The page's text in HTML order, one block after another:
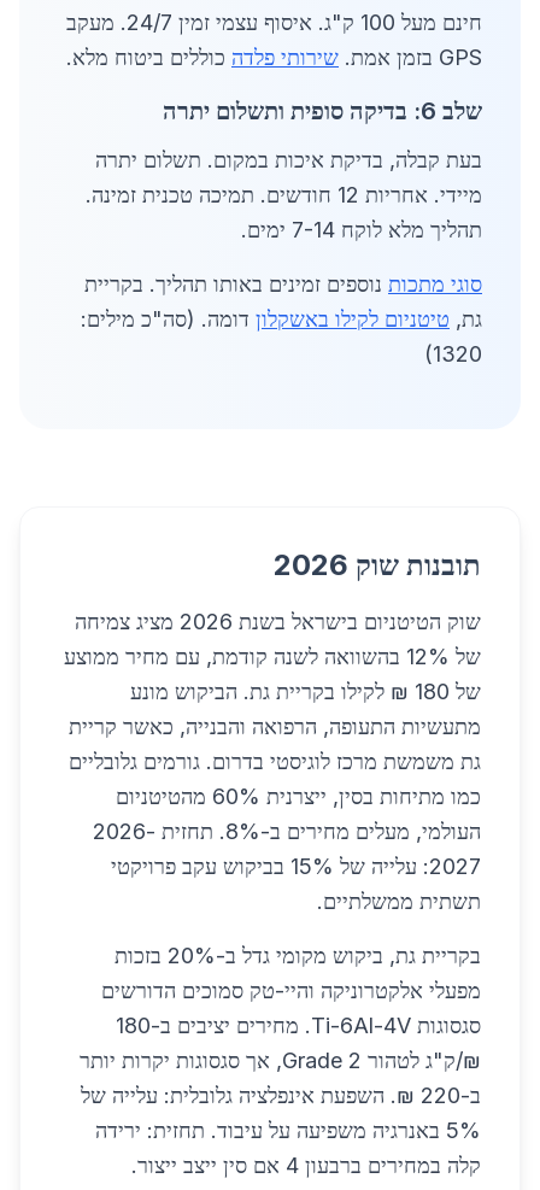
חינם מעל 100 ק"ג. איסוף עצמי זמין 24/7. מעקב
GPS בזמן אמת.
שירותי פלדה כוללים ביטוח מלא.
שלב 6: בדיקה סופית ותשלום יתרה
בעת קבלה, בדיקת איכות במקום. תשלום יתרה
מיידי. אחריות 12 חודשים. תמיכה טכנית זמינה.
תהליך מלא לוקח 7-14 ימים.
סוגי מתכות נוספים זמינים באותו תהליך. בקריית
גת, טיטניום לקילו באשקלון דומה. (סה"כ מילים:
1320)
תובנות שוק 2026
שוק הטיטניום בישראל בשנת 2026 מציג צמיחה
של 12% בהשוואה לשנה קודמת, עם מחיר ממוצע
של 180 ₪ לקילו בקריית גת. הביקוש מונע
מתעשיות התעופה, הרפואה והבנייה, כאשר קריית
גת משמשת מרכז לוגיסטי בדרום. גורמים גלובליים
כמו מתיחות בסין, ייצרנית 60% מהטיטניום
העולמי, מעלים מחירים ב-8%. תחזית 2026-
2027: עלייה של 15% בביקוש עקב פרויקטי
תשתית ממשלתיים.
בקריית גת, ביקוש מקומי גדל ב-20% בזכות
מפעלי אלקטרוניקה והיי-טק סמוכים הדורשים
סגסוגות Ti-6Al-4V. מחירים יציבים ב-180
₪/ק"ג לטהור Grade 2, אך סגסוגות יקרות יותר
ב-220 ₪. השפעת אינפלציה גלובלית: עלייה של
5% באנרגיה משפיעה על עיבוד. תחזית: ירידה
קלה במחירים ברבעון 4 אם סין ייצב ייצור.